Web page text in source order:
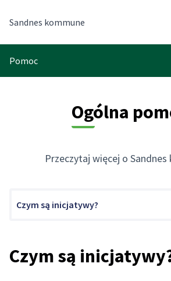
Sandnes kommune
Pomoc
Ogólna
Przeczytaj więcej o
Czym są inicjatywy?
Czym są